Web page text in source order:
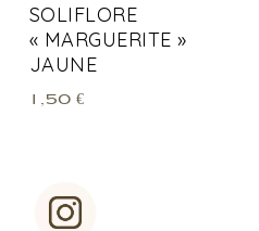
SOLIFLORE
« MARGUERITE »
JAUNE
1,50 €